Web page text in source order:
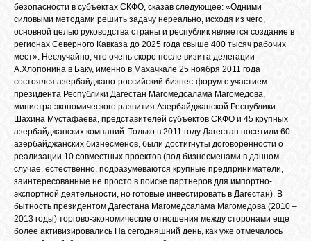
безопасности в субъектах СКФО, сказав следующее: «Одними
силовыми методами решить задачу нереально, исходя из чего,
основной целью руководства страны и республик является создание в
регионах Северного Кавказа до 2025 года свыше 400 тысяч рабочих
мест». Неслучайно, что очень скоро после визита делегации
А.Хлопонина в Баку, именно в Махачкале 25 ноября 2011 года
состоялся азербайджано-российский бизнес-форум с участием
президента Республики Дагестан Магомедсалама Магомедова,
министра экономического развития Азербайджанской Республики
Шахина Мустафаева, представителей субъектов СКФО и 45 крупных
азербайджанских компаний. Только в 2011 году Дагестан посетили 60
азербайджанских бизнесменов, были достигнуты договоренности о
реализации 10 совместных проектов (под бизнесменами в данном
случае, естественно, подразумеваются крупные предприниматели,
заинтересованные не просто в поиске партнеров для импортно-
экспортной деятельности, но готовые инвестировать в Дагестан). В
бытность президентом Дагестана Магомедсалама Магомедова (2010 –
2013 годы) торгово-экономические отношения между сторонами еще
более активизировались На сегодняшний день, как уже отмечалось